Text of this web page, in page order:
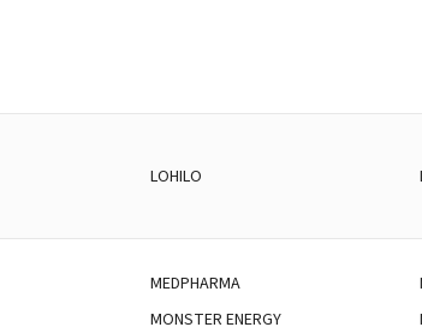
LOHILO
MEDPHARMA
MONSTER ENERGY